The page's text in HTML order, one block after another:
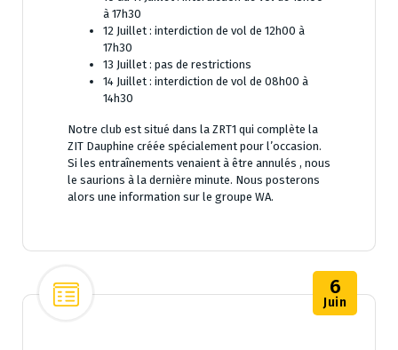
à 17h30
12 Juillet : interdiction de vol de 12h00 à
17h30
13 Juillet : pas de restrictions
14 Juillet : interdiction de vol de 08h00 à
14h30
Notre club est situé dans la ZRT1 qui complète la
ZIT Dauphine créée spécialement pour l’occasion.
Si les entraînements venaient à être annulés , nous
le saurions à la dernière minute. Nous posterons
alors une information sur le groupe WA.
6
Juin